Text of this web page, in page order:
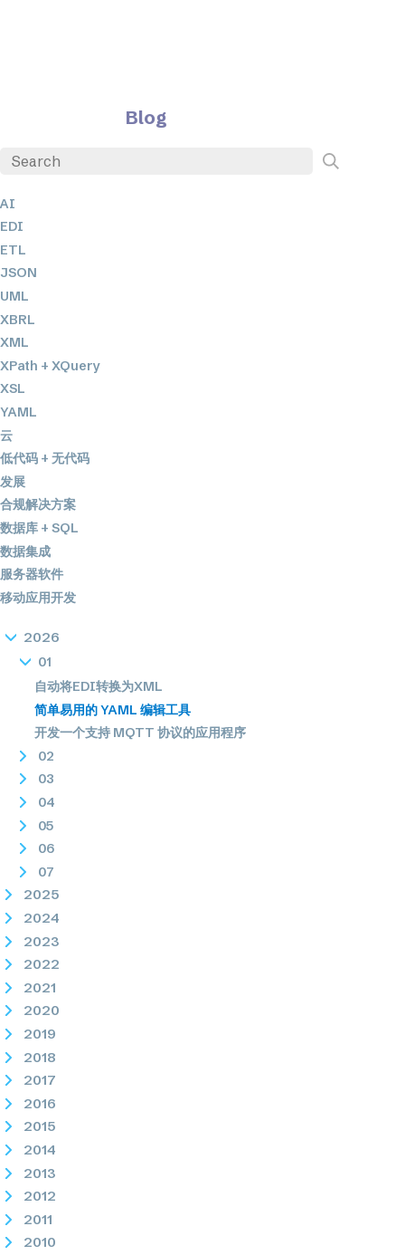
Blog
AI
EDI
ETL
JSON
UML
XBRL
XML
XPath + XQuery
XSL
YAML
云
低代码 + 无代码
发展
合规解决方案
数据库 + SQL
数据集成
服务器软件
移动应用开发
2026
01
自动将EDI转换为XML
简单易用的 YAML 编辑工具
开发一个支持 MQTT 协议的应用程序
02
03
04
05
06
07
2025
2024
2023
2022
2021
2020
2019
2018
2017
2016
2015
2014
2013
2012
2011
2010